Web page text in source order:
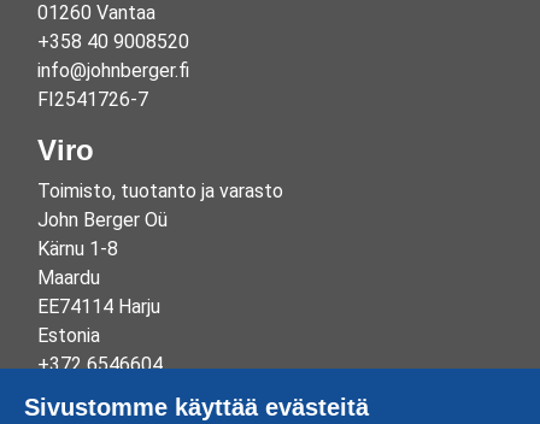
01260 Vantaa
+358 40 9008520
info@johnberger.fi
FI2541726-7
Viro
Toimisto, tuotanto ja varasto
John Berger Oü
Kärnu 1-8
Maardu
EE74114 Harju
Estonia
+372 6546604
info@johnberger.ee
Sivustomme käyttää evästeitä